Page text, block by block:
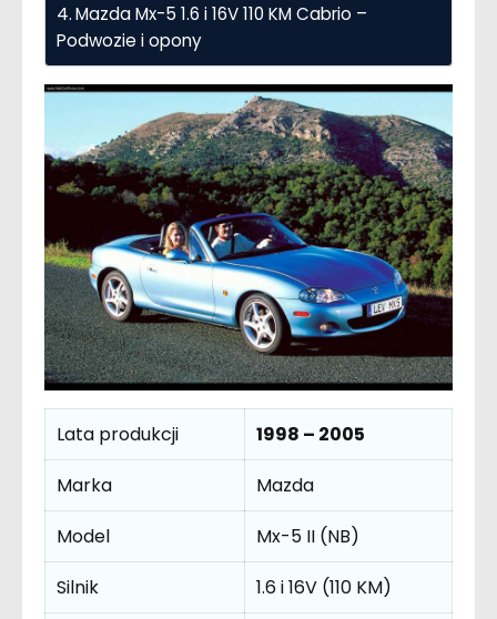
Mazda Mx-5 1.6 i 16V 110 KM Cabrio –
Podwozie i opony
Lata produkcji
1998 – 2005
Marka
Mazda
Model
Mx-5 II (NB)
Silnik
1.6 i 16V (110 KM)